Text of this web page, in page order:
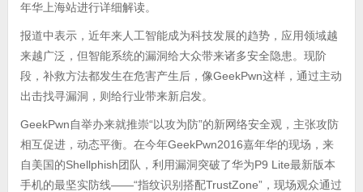
年华上海站进行详细解读。
报道中表示，近年来人工智能成为科技发展的趋势，应用领域越
来越广泛，但智能系统的漏洞给大众带来诸多安全隐患。现阶
段，补救方法都发生在危害产生后，像GeekPwn这样，通过主动
出击找寻漏洞，则给行业带来新启发。
GeekPwn自举办来就推崇“以攻为防”的新网络安全观，主张攻防
相互促进，动态平衡。在今年GeekPwn2016嘉年华的现场，来
自美国的Shellphish团队，利用漏洞突破了华为P9 Lite最新版本
手机的最坚实防线——“指纹识别搭配TrustZone”，现场观众通过